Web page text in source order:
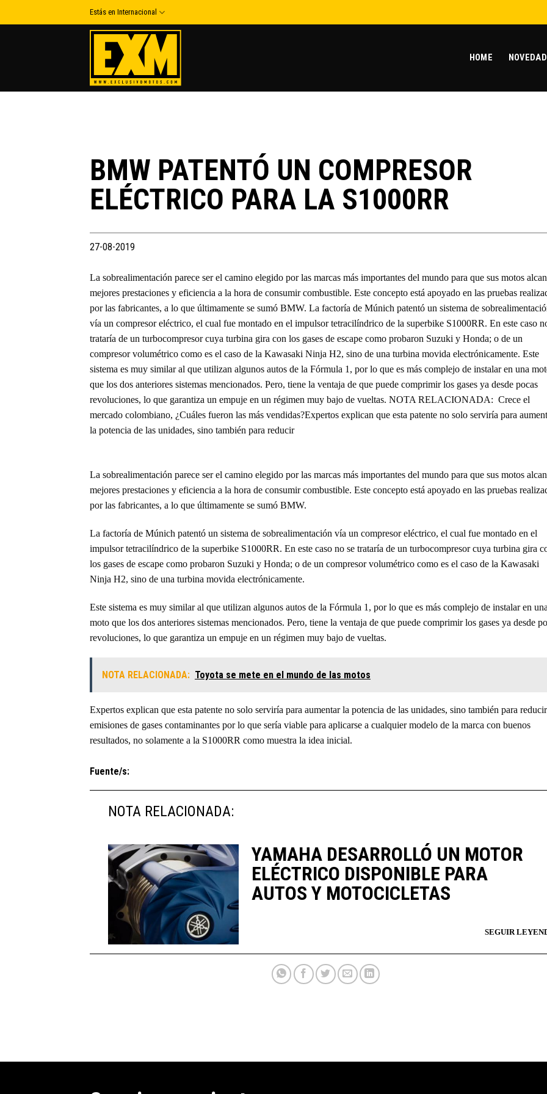
to
Estás en Internacional
HOME
BMW PATENTÓ UN COMPRESOR
ELÉCTRICO PARA LA S1000RR
27-08-2019
La sobrealimentación parece ser el camino elegido por las marcas más importantes del mundo para que sus motos
mejores prestaciones y eficiencia a la hora de consumir combustible. Este concepto está apoyado en las pruebas
por las fabricantes, a lo que últimamente se sumó BMW. La factoría de Múnich patentó un sistema de
vía un compresor eléctrico, el cual fue montado en el impulsor tetracilíndrico de la superbike S1000RR. En este caso
trataría de un turbocompresor cuya turbina gira con los gases de escape como probaron Suzuki y Honda; o de un
compresor volumétrico como es el caso de la Kawasaki Ninja H2, sino de una turbina movida electrónicamente. Este
sistema es muy similar al que utilizan algunos autos de la Fórmula 1, por lo que es más complejo de instalar en una
que los dos anteriores sistemas mencionados. Pero, tiene la ventaja de que puede comprimir los gases ya desde pocas
revoluciones, lo que garantiza un empuje en un régimen muy bajo de vueltas. NOTA RELACIONADA: Crece el
mercado colombiano, ¿Cuáles fueron las más vendidas?Expertos explican que esta patente no solo serviría para
la potencia de las unidades, sino también para reducir
La sobrealimentación parece ser el camino elegido por las marcas más importantes del mundo para que sus motos
mejores prestaciones y eficiencia a la hora de consumir combustible. Este concepto está apoyado en las pruebas
por las fabricantes, a lo que últimamente se sumó BMW.
La factoría de Múnich patentó un sistema de sobrealimentación vía un compresor eléctrico, el cual fue montado en el
impulsor tetracilíndrico de la superbike S1000RR. En este caso no se trataría de un turbocompresor cuya turbina gira
los gases de escape como probaron Suzuki y Honda; o de un compresor volumétrico como es el caso de la Kawasaki
Ninja H2, sino de una turbina movida electrónicamente.
Este sistema es muy similar al que utilizan algunos autos de la Fórmula 1, por lo que es más complejo de instalar en una
moto que los dos anteriores sistemas mencionados. Pero, tiene la ventaja de que puede comprimir los gases ya desde
revoluciones, lo que garantiza un empuje en un régimen muy bajo de vueltas.
NOTA RELACIONADA: Toyota se mete en el mundo de las motos
Expertos explican que esta patente no solo serviría para aumentar la potencia de las unidades, sino también para reducir
emisiones de gases contaminantes por lo que sería viable para aplicarse a cualquier modelo de la marca con buenos
resultados, no solamente a la S1000RR como muestra la idea inicial.
Fuente/s:
NOTA RELACIONADA:
YAMAHA DESARROLLÓ UN MOTOR
ELÉCTRICO DISPONIBLE PARA
AUTOS Y MOTOCICLETAS